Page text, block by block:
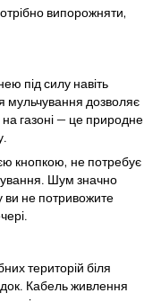
випорожняти,
під силу навіть
мульчування дозволяє
газоні — це природне
кнопкою, не потребує
Шум значно
ви не потривожите
територій біля
Кабель живлення